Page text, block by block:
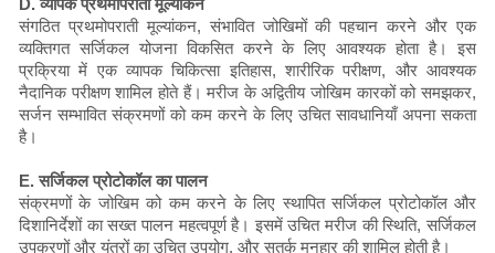
D. व्यापक प्रथमोपराती मूल्यांकन
संगठित प्रथमोपराती मूल्यांकन, संभावित जोखिमों की पहचान करने और एक
व्यक्तिगत सर्जिकल योजना विकसित करने के लिए आवश्यक होता है। इस
प्रक्रिया में एक व्यापक चिकित्सा इतिहास, शारीरिक परीक्षण, और आवश्यक
नैदानिक परीक्षण शामिल होते हैं। मरीज के अद्वितीय जोखिम कारकों को समझकर,
सर्जन सम्भावित संक्रमणों को कम करने के लिए उचित सावधानियाँ अपना सकता
है।
E. सर्जिकल प्रोटोकॉल का पालन
संक्रमणों के जोखिम को कम करने के लिए स्थापित सर्जिकल प्रोटोकॉल और
दिशानिर्देशों का सख्त पालन महत्वपूर्ण है। इसमें उचित मरीज की स्थिति, सर्जिकल
उपकरणों और यंत्रों का उचित उपयोग, और सतर्क मनुहार की शामिल होती है।